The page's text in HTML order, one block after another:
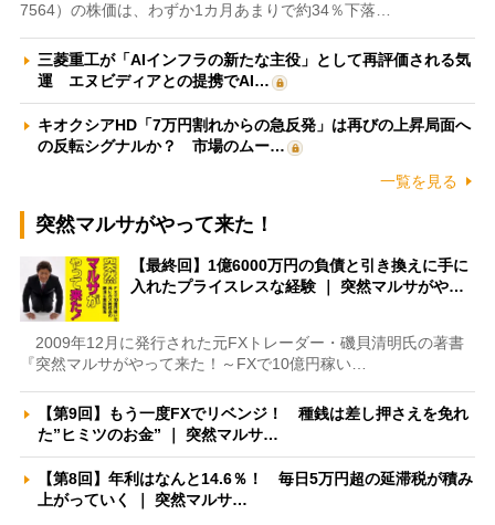
7564）の株価は、わずか1カ月あまりで約34％下落…
三菱重工が「AIインフラの新たな主役」として再評価される気
運 エヌビディアとの提携でAI…
キオクシアHD「7万円割れからの急反発」は再びの上昇局面へ
の反転シグナルか？ 市場のムー…
一覧を見る
突然マルサがやって来た！
【最終回】1億6000万円の負債と引き換えに手に
入れたプライスレスな経験 ｜ 突然マルサがや…
2009年12月に発行された元FXトレーダー・磯貝清明氏の著書
『突然マルサがやって来た！～FXで10億円稼い…
【第9回】もう一度FXでリベンジ！ 種銭は差し押さえを免れ
た”ヒミツのお金” ｜ 突然マルサ…
【第8回】年利はなんと14.6％！ 毎日5万円超の延滞税が積み
上がっていく ｜ 突然マルサ…